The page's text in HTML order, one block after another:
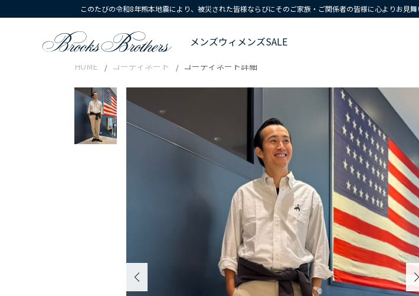
このたびの令和8年熊本地震により、被災された皆様ならびにそのご家族・ご関係者の皆様に心よりお見
メンズウィメンズSALE
HOME コーディネート コーディネート詳細